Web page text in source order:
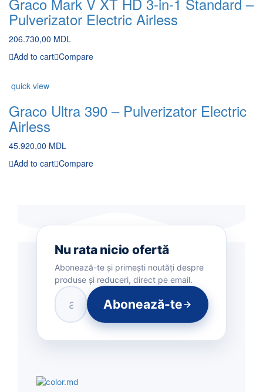
Pulverizator Electric Airless
206.730,00 MDL
Add to cart Compare
quick view
Graco Ultra 390 – Pulverizator Electric
Airless
45.920,00 MDL
Add to cart Compare
Nu rata nicio ofertă
Abonează-te și primești noutăți despre
produse și reduceri, direct pe email.
Abonează-te